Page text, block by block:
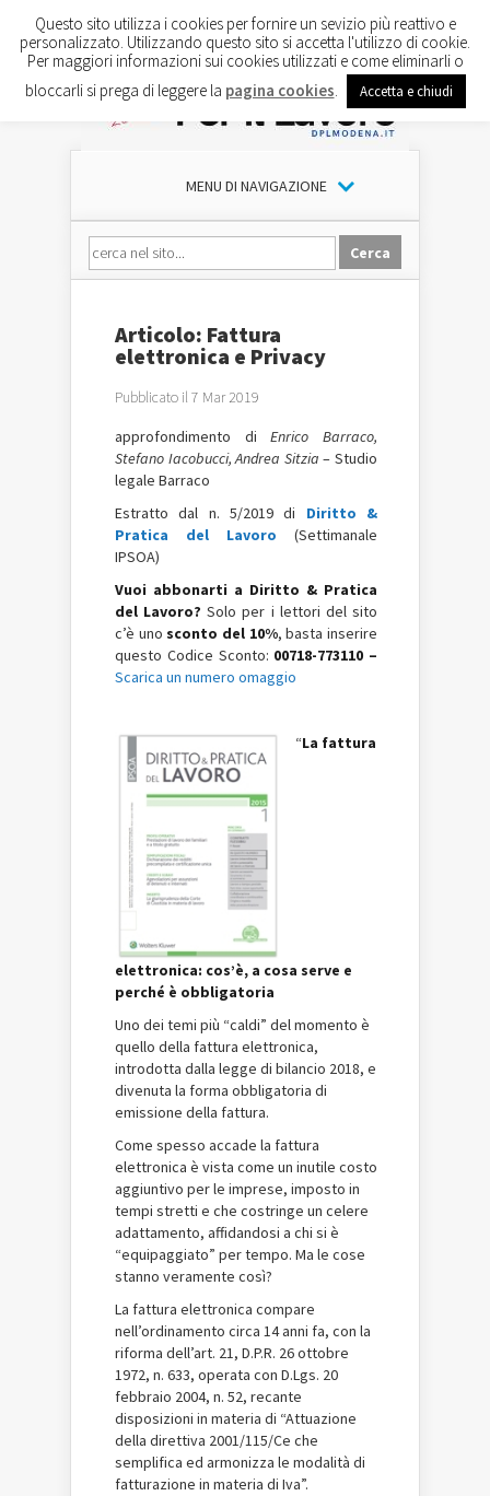
MENU DI NAVIGAZIONE
Articolo: Fattura
elettronica e Privacy
Pubblicato il 7 Mar 2019
approfondimento diEnrico Barraco,
Stefano Iacobucci, Andrea Sitzia – Studio
legale Barraco
Estratto dal n. 5/2019 di Diritto &
Pratica del Lavoro (Settimanale
IPSOA)
Vuoi abbonarti a Diritto & Pratica
del Lavoro? Solo per i lettori del sito
c’è uno sconto del 10%, basta inserire
questo Codice Sconto: 00718-773110 –
Scarica un numero omaggio
“La fattura
elettronica: cos’è, a cosa serve e
perché è obbligatoria
Uno dei temi più “caldi” del momento è
quello della fattura elettronica,
introdotta dalla legge di bilancio 2018, e
divenuta la forma obbligatoria di
emissione della fattura.
Come spesso accade la fattura
elettronica è vista come un inutile costo
aggiuntivo per le imprese, imposto in
tempi stretti e che costringe un celere
adattamento, affidandosi a chi si è
“equipaggiato” per tempo. Ma le cose
stanno veramente così?
La fattura elettronica compare
nell’ordinamento circa 14 anni fa, con la
riforma dell’art. 21, D.P.R. 26 ottobre
1972, n. 633, operata con D.Lgs. 20
febbraio 2004, n. 52, recante
disposizioni in materia di “Attuazione
della direttiva 2001/115/Ce che
semplifica ed armonizza le modalità di
fatturazione in materia di Iva”.
Questo sito utilizza i cookies per fornire un sevizio più reattivo e
personalizzato. Utilizzando questo sito si accetta l'utilizzo di cookie.
Per maggiori informazioni sui cookies utilizzati e come eliminarli o
bloccarli si prega di leggere la pagina cookies Accetta e chiudi